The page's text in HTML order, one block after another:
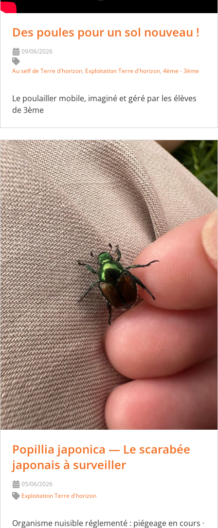
Des poules pour un sol nouveau !
09/06/2026
Au self de Terre d'horizon, Exploitation Terre d'horizon, 4ème - 3ème
Le poulailler mobile, imaginé et géré par les élèves
de 3ème
Popillia japonica — Le scarabée
japonais à surveiller
05/06/2026
Exploitation Terre d'horizon
Organisme nuisible réglementé : piégeage en cours ·